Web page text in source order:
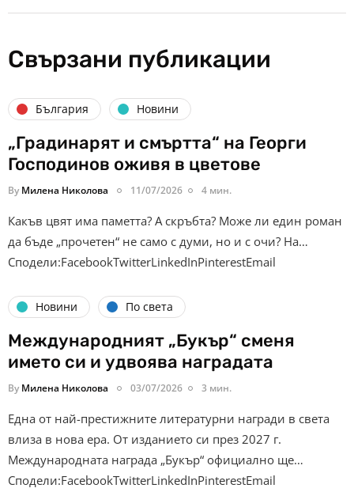
Свързани публикации
България Новини
„Градинарят и смъртта“ на Георги
Господинов оживя в цветове
By Милена Николова 11/07/2026 4 мин.
Какъв цвят има паметта? А скръбта? Може ли един роман
да бъде „прочетен“ не само с думи, но и с очи? На…
Сподели:FacebookTwitterLinkedInPinterestEmail
Новини По света
Международният „Букър“ сменя
името си и удвоява наградата
By Милена Николова 03/07/2026 3 мин.
Една от най-престижните литературни награди в света
влиза в нова ера. От изданието си през 2027 г.
Международната награда „Букър“ официално ще…
Сподели:FacebookTwitterLinkedInPinterestEmail